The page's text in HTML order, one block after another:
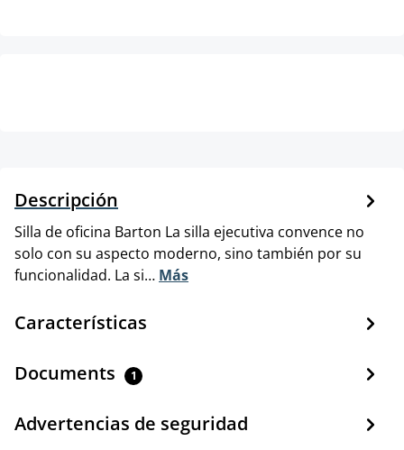
Descripción
Silla de oficina Barton La silla ejecutiva convence no
solo con su aspecto moderno, sino también por su
funcionalidad. La si… Más
Características
Documents 1
Advertencias de seguridad